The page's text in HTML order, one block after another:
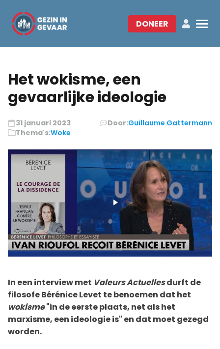
DONEER
Het wokisme, een
gevaarlijke ideologie
31 januari 2023 Door:Guillaume Gattermann
Thema's:Woke
In een interview met Valeurs Actuellesdurft de
filosofe Bérénice Levet te benoemen dat het
wokisme"in de eerste plaats, net als het
marxisme, een ideologie is" en dat moet gezegd
worden.